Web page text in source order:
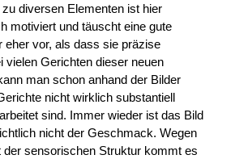
diversen Elementen ist hier
motiviert und täuscht eine gute
eher vor, als dass sie präzise
vielen Gerichten dieser neuen
man schon anhand der Bilder
nicht wirklich substantiell
sind. Immer wieder ist das Bild
nicht der Geschmack. Wegen
der sensorischen Struktur kommt es